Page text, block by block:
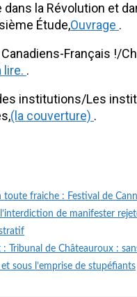
dans la Révolution et
Étude,Ouvrage .
Français !/
lire. .
institutions/Les
(la couverture) .
toute fraiche : Festival de
de manifester
Tribunal de Châteauroux :
sous l’emprise de stupéfiants